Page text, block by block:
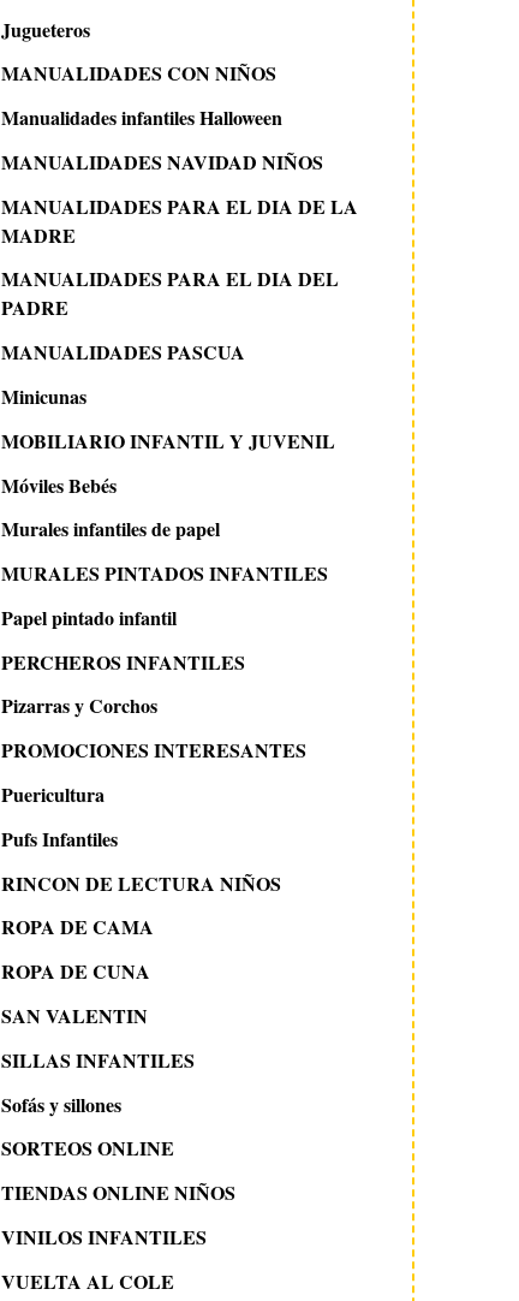
Jugueteros
MANUALIDADES CON NIÑOS
Manualidades infantiles Halloween
MANUALIDADES NAVIDAD NIÑOS
MANUALIDADES PARA EL DIA DE LA
MADRE
MANUALIDADES PARA EL DIA DEL
PADRE
MANUALIDADES PASCUA
Minicunas
MOBILIARIO INFANTIL Y JUVENIL
Móviles Bebés
Murales infantiles de papel
MURALES PINTADOS INFANTILES
Papel pintado infantil
PERCHEROS INFANTILES
Pizarras y Corchos
PROMOCIONES INTERESANTES
Puericultura
Pufs Infantiles
RINCON DE LECTURA NIÑOS
ROPA DE CAMA
ROPA DE CUNA
SAN VALENTIN
SILLAS INFANTILES
Sofás y sillones
SORTEOS ONLINE
TIENDAS ONLINE NIÑOS
VINILOS INFANTILES
VUELTA AL COLE